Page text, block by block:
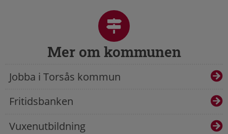
Mer om kommunen
Jobba i Torsås kommun
Fritidsbanken
Vuxenutbildning